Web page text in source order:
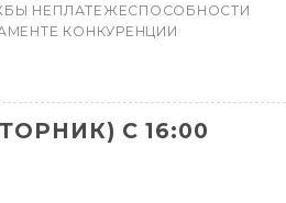
НЕПЛАТЕЖЕСПОСОБНОСТИ
КОНКУРЕНЦИИ
С 16:00